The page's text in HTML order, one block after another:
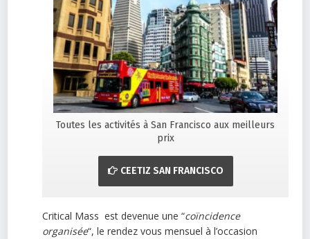
Toutes les activités à San Francisco aux meilleurs
prix
CEETIZ SAN FRANCISCO
Critical Mass est devenue une “coïncidence
organisée“, le rendez vous mensuel à l’occasion